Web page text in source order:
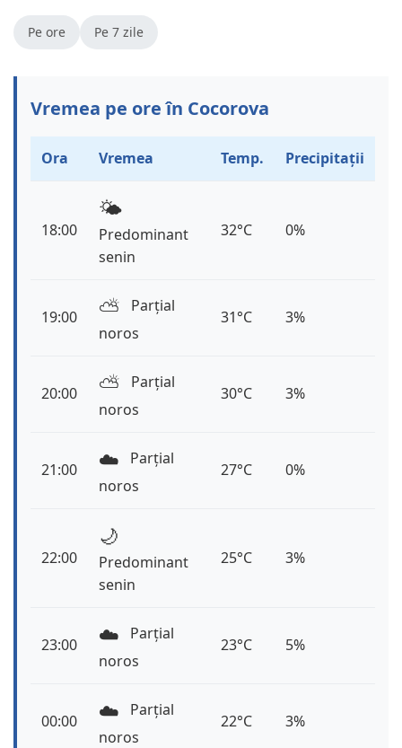
Pe ore Pe 7 zile
Vremea pe ore în Cocorova
Ora Vremea Temp. Precipitații
18:00
🌤️
Predominant
senin
32°C 0%
19:00 ⛅️
Parțial
noros
31°C 3%
20:00 ⛅️
Parțial
noros
30°C 3%
21:00 ☁️
Parțial
noros
27°C 0%
22:00
🌙
Predominant
senin
25°C 3%
23:00 ☁️
Parțial
noros
23°C 5%
00:00 ☁️
Parțial
noros
22°C 3%